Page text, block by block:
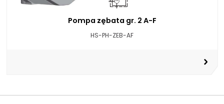
Pompa zębata gr. 2 A-F
HS-PH-ZEB-AF